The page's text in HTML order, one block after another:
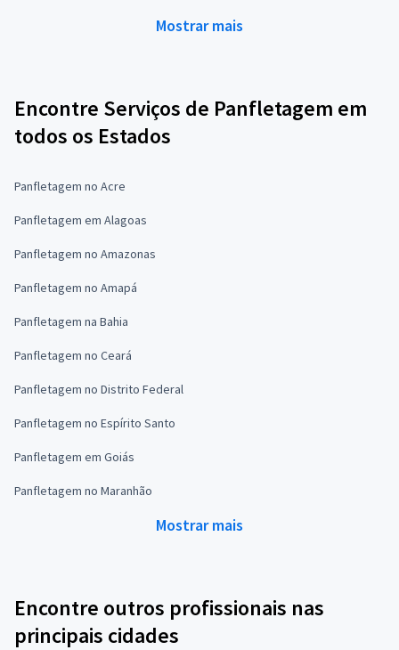
Mostrar mais
Encontre Serviços de Panfletagem em
todos os Estados
Panfletagem no Acre
Panfletagem em Alagoas
Panfletagem no Amazonas
Panfletagem no Amapá
Panfletagem na Bahia
Panfletagem no Ceará
Panfletagem no Distrito Federal
Panfletagem no Espírito Santo
Panfletagem em Goiás
Panfletagem no Maranhão
Mostrar mais
Encontre outros profissionais nas
principais cidades